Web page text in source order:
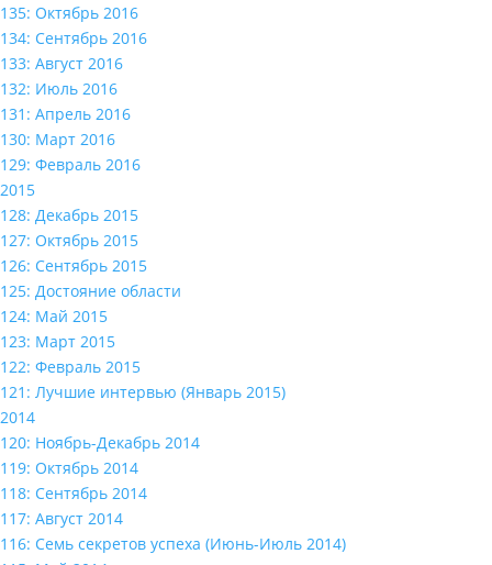
135: Октябрь 2016
134: Сентябрь 2016
133: Август 2016
132: Июль 2016
131: Апрель 2016
130: Март 2016
129: Февраль 2016
2015
128: Декабрь 2015
127: Октябрь 2015
126: Сентябрь 2015
125: Достояние области
124: Май 2015
123: Март 2015
122: Февраль 2015
121: Лучшие интервью (Январь 2015)
2014
120: Ноябрь-Декабрь 2014
119: Октябрь 2014
118: Сентябрь 2014
117: Август 2014
116: Семь секретов успеха (Июнь-Июль 2014)